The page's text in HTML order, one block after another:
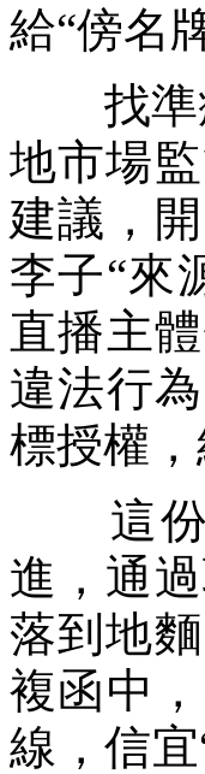
給“傍名
找準症
地市場
建議，
李子“來
直播主
違法行
標授權
這份
進，通
落到地
複函中
線，信